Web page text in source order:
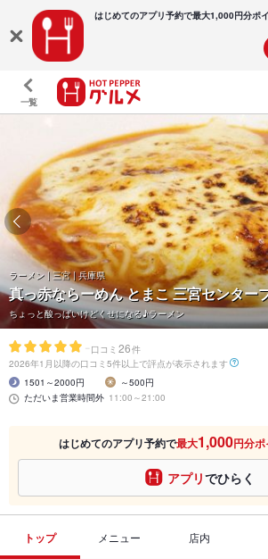
はじめてのアプリ予約で最大1,000円分ポ
一覧
ラーメン | 三宮 | 兵庫県
真っ赤ならーめん とまこ 三宮センター
ちょっと酸っぱいけどくせになる♪ラーメン
- 口コミ 26件
2026年1月以降の口コミ5件以上で評点が表示されます
1501～2000円
～500円
ただいま営業時間外 11:00～21:00
はじめてのアプリ予約で最大1,000円分ポ
アプリでひらく
トップ メニュー 店内